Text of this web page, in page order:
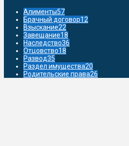
Алименты57
Брачный договор12
Взыскание22
Завещание18
Наследство36
Отцовство18
Развод35
Раздел имущества20
Родительские права26